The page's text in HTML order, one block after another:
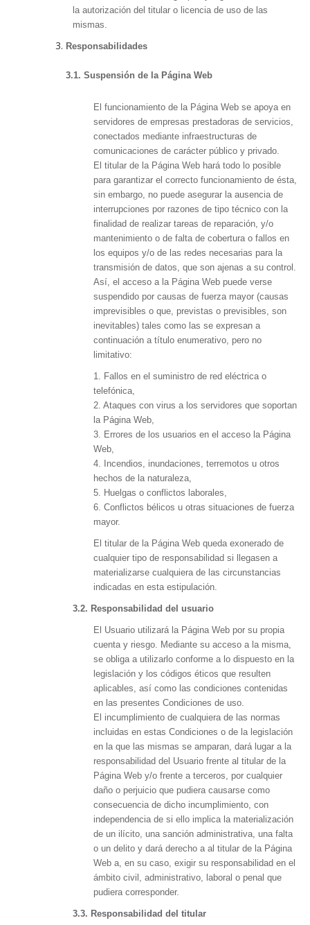
la autorización del titular o licencia de uso de las
mismas.
Responsabilidades
3.1. Suspensión de la Página Web
El funcionamiento de la Página Web se apoya en
servidores de empresas prestadoras de servicios,
conectados mediante infraestructuras de
comunicaciones de carácter público y privado.
El titular de la Página Web hará todo lo posible
para garantizar el correcto funcionamiento de ésta,
sin embargo, no puede asegurar la ausencia de
interrupciones por razones de tipo técnico con la
finalidad de realizar tareas de reparación, y/o
mantenimiento o de falta de cobertura o fallos en
los equipos y/o de las redes necesarias para la
transmisión de datos, que son ajenas a su control.
Así, el acceso a la Página Web puede verse
suspendido por causas de fuerza mayor (causas
imprevisibles o que, previstas o previsibles, son
inevitables) tales como las se expresan a
continuación a título enumerativo, pero no
limitativo:
1. Fallos en el suministro de red eléctrica o
telefónica,
2. Ataques con virus a los servidores que soportan
la Página Web,
3. Errores de los usuarios en el acceso la Página
Web,
4. Incendios, inundaciones, terremotos u otros
hechos de la naturaleza,
5. Huelgas o conflictos laborales,
6. Conflictos bélicos u otras situaciones de fuerza
mayor.
El titular de la Página Web queda exonerado de
cualquier tipo de responsabilidad si llegasen a
materializarse cualquiera de las circunstancias
indicadas en esta estipulación.
3.2. Responsabilidad del usuario
El Usuario utilizará la Página Web por su propia
cuenta y riesgo. Mediante su acceso a la misma,
se obliga a utilizarlo conforme a lo dispuesto en la
legislación y los códigos éticos que resulten
aplicables, así como las condiciones contenidas
en las presentes Condiciones de uso.
El incumplimiento de cualquiera de las normas
incluidas en estas Condiciones o de la legislación
en la que las mismas se amparan, dará lugar a la
responsabilidad del Usuario frente al titular de la
Página Web y/o frente a terceros, por cualquier
daño o perjuicio que pudiera causarse como
consecuencia de dicho incumplimiento, con
independencia de si ello implica la materialización
de un ilícito, una sanción administrativa, una falta
o un delito y dará derecho a al titular de la Página
Web a, en su caso, exigir su responsabilidad en el
ámbito civil, administrativo, laboral o penal que
pudiera corresponder.
3.3. Responsabilidad del titular